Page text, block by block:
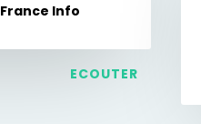
France Info
ECOUTER